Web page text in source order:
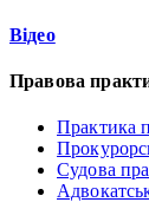
Відео
Правова
Практика
Судова